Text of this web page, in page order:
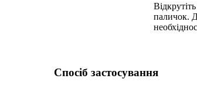
паличок.
Спосіб застосування